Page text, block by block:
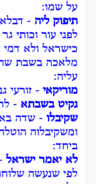
על שמו:
תיפוק ליה -
לפני עור וכותי
כישראל ולא דמי
מלאכה בשבת
עליה:
מוריקאי - זורעי
נקיט בשבתא -
שקיבלו - שדה
ומשקיבלוה
ביחד:
לא יאמר ישראל
לפי שנעשה